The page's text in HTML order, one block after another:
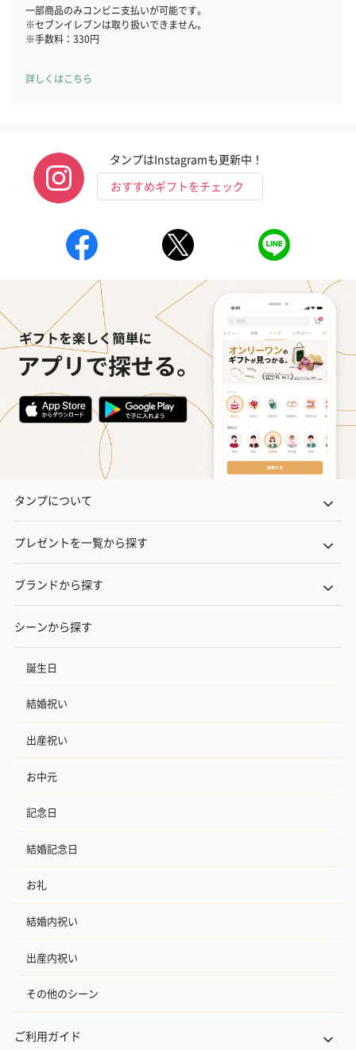
ハンドタオル・ハンカチ
ハンドタオル・ハンカチを同梱してお届けいたします。ギフトへ
の＋αにおすすめです。
花束ハンドタオル（ピ
花束ハンドタオル（ブ
キャンドル・お香
キャンドル・お香を同梱してお届けいたします。
フラッグカプセル：イ
ンセンススティック
フラッグカプセル：イ
ショートイン
（GRAPE
お酒
※20歳未満の方への酒類の販売はいたしません。
プレミアムビール イネ
ディット（712円）
酔鯨 純米吟醸 吟麗
実楽山田錦
おつまみ・その他
す。
一部商品のみコンビニ支払いが可能です。
※セブンイレブンは取り扱いできません。
※手数料：330円
詳しくはこちら
タンプはInstagramも更新中！
おすすめギフトをチェック
タンプについて
プレゼントを一覧から探す
ブランドから探す
シーンから探す
誕生日
結婚祝い
出産祝い
お中元
記念日
結婚記念日
お礼
結婚内祝い
出産内祝い
その他のシーン
ご利用ガイド